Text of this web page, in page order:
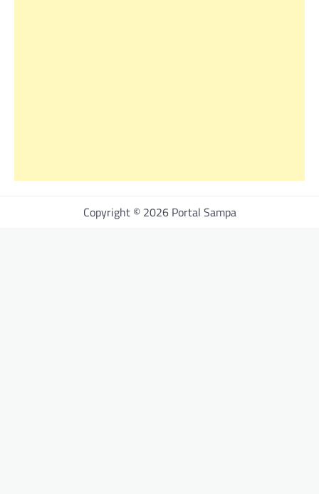
Copyright © 2026 Portal Sampa